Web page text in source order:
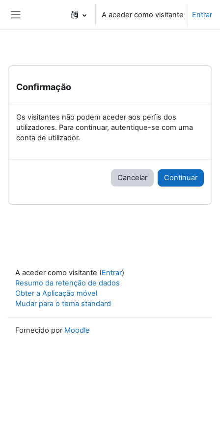
A aceder como visitante Entrar
Confirmação
Os visitantes não podem aceder aos perfis dos
utilizadores. Para continuar, autentique-se com uma
conta de utilizador.
Cancelar Continuar
A aceder como visitante (Entrar)
Resumo da retenção de dados
Obter a Aplicação móvel
Mudar para o tema standard
Fornecido por Moodle